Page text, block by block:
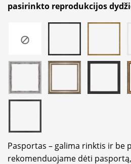
pasirinkto reprodukcijos
Pasportas – galima rinktis ir be
rekomenduojame dėti